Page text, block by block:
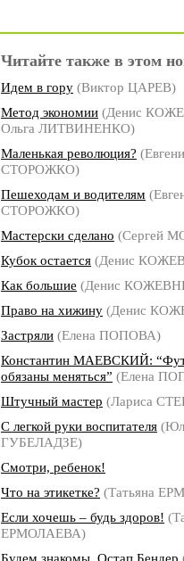
Читайте также в этом
Идем в гору (Виктор ЦАРЕВ)
Метод экономии (Денис
Ольга ЛИТВИНЕНКО)
Маленькая революция?
СТОРОЖКО)
Пешеходам и водителям
СТОРОЖКО)
Мастерски сделано (Сергей
Кубок остается (Денис
Как большие (Денис
Право на хижину (Денис
Застряли (Елена ПОПОВА)
Константин МАЕВСКИЙ:
обязаны меняться” (Елена
Штучный мастер (Лариса
С легкой руки воспитателя
ГУБЕЛАДЗЕ)
Смотри, ребенок!
Что на этикетке? (Татьяна
Если хочешь – будь здоров!
ЕРМОЛАЕВА)
Будем знакомы, Остап Бендер